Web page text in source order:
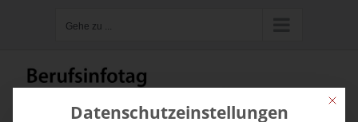
Gehe zu ...
Mit
Datenschutzeinstellungen